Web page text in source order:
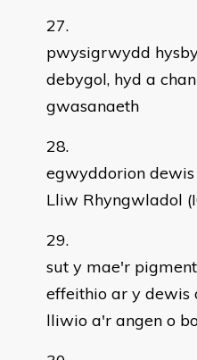
pwysigrwydd
debygol, hyd a
gwasanaeth
egwyddorion
Lliw Rhyngwladol
sut y mae'r
effeithio ar y dewis
lliwio a'r angen o